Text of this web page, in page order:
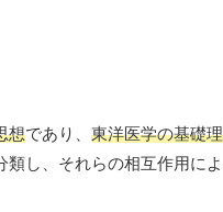
想であり、 東洋医学の基礎
し、それらの相互作用に